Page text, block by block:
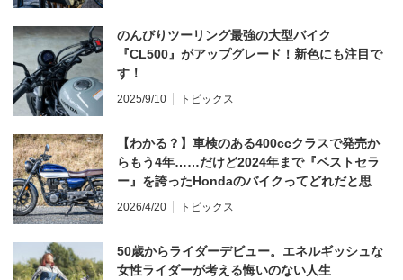
のんびりツーリング最強の大型バイク
『CL500』がアップグレード！新色にも注目で
す！
2025/9/10 トピックス
【わかる？】車検のある400ccクラスで発売か
らもう4年……だけど2024年まで『ベストセラ
ー』を誇ったHondaのバイクってどれだと思
う？
2026/4/20 トピックス
50歳からライダーデビュー。エネルギッシュな
女性ライダーが考える悔いのない人生